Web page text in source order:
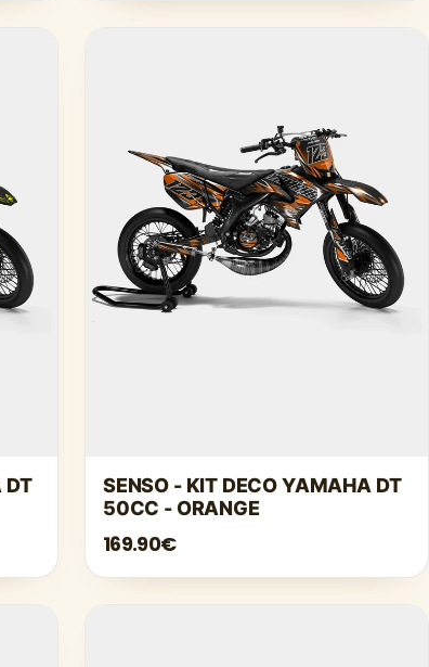
DT
SENSO - KIT DECO YAMAHA DT
50CC - ORANGE
169.90€